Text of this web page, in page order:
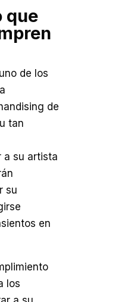
que
de los
de
tan
a su artista
su
en
los